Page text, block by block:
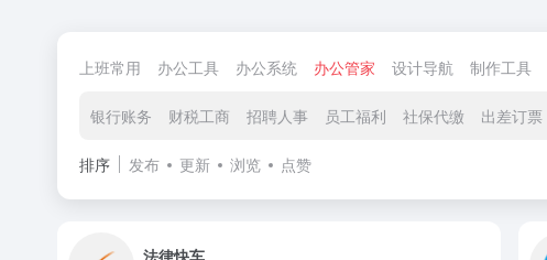
上班常用 办公工具 办公系统 办公管家 设计导航 制作工具
银行账务 财税工商 招聘人事 员工福利 社保代缴 出差订票
排序 发布 更新 浏览 点赞
法律快车